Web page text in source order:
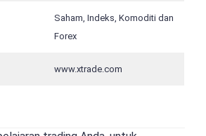
Saham, Indeks, Komoditi dan
Forex
www.xtrade.com